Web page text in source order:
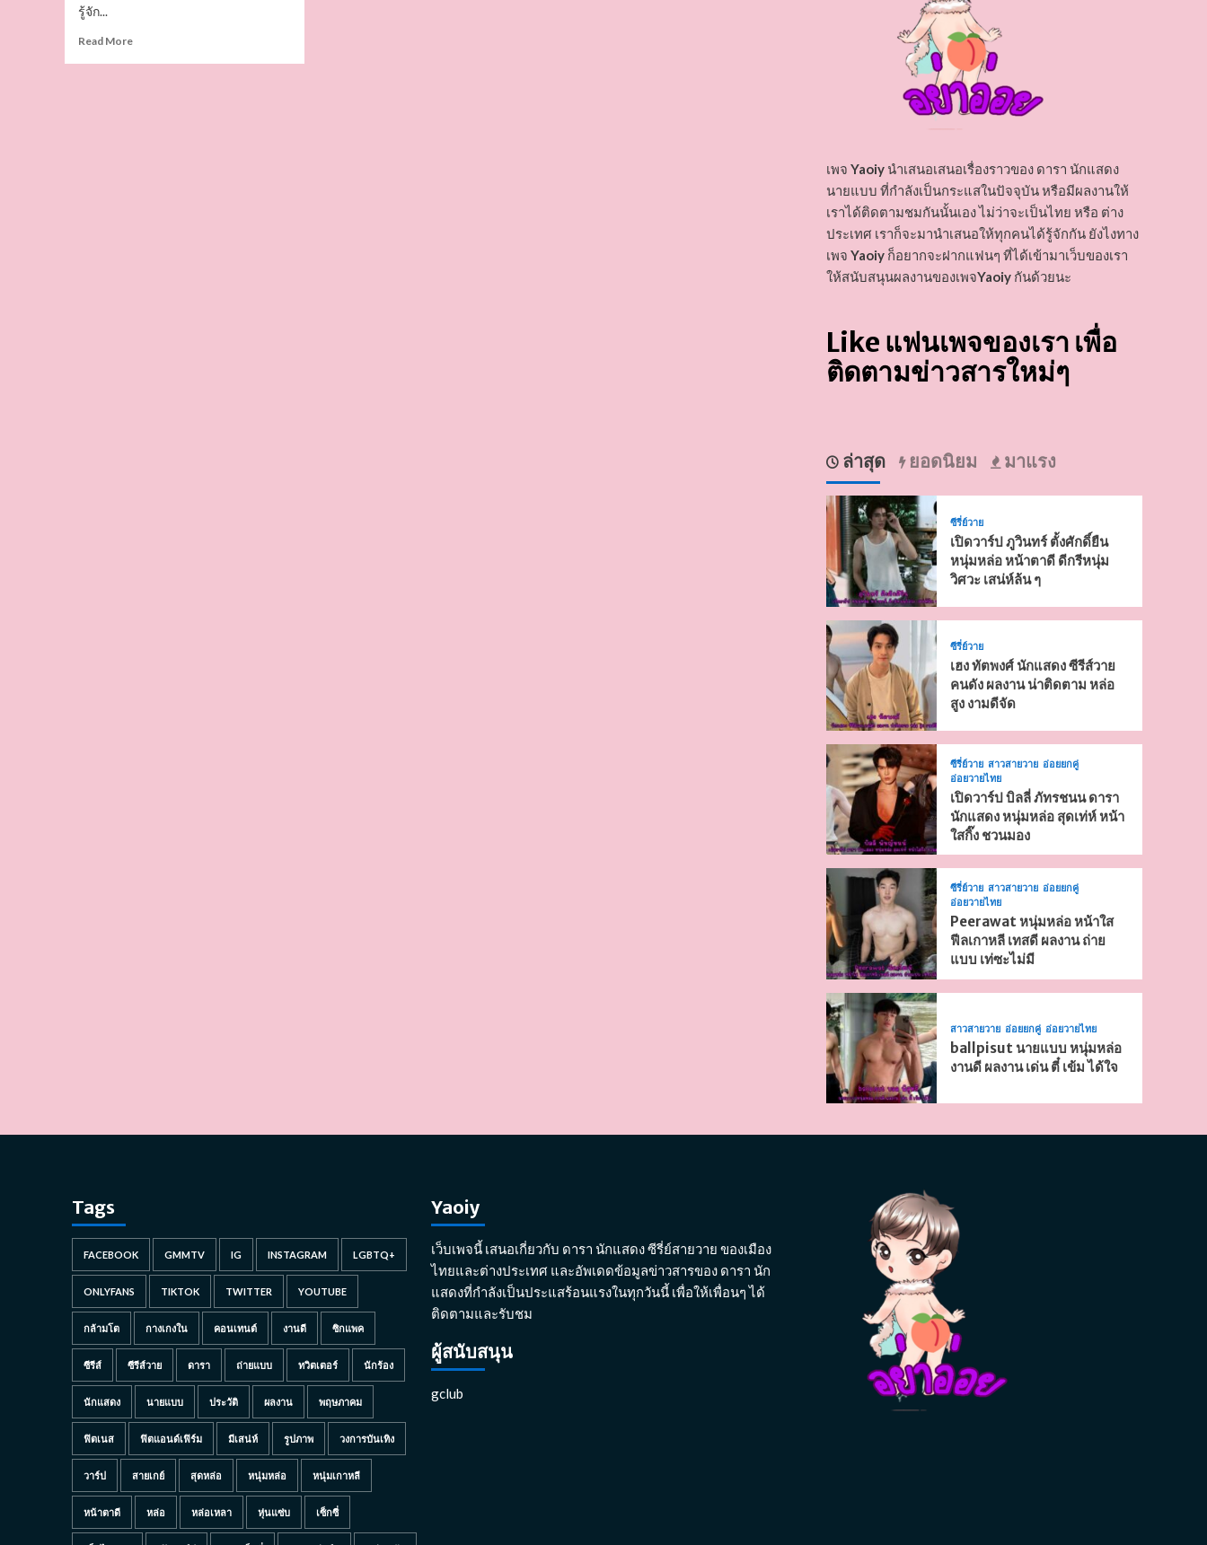
รู้จัก...
Read MoreRead
เพจ Yaoiyนำเสนอเสนอเรื่องราวของ ดารา นักแสดง
นายแบบ ที่กำลังเป็นกระแสในปัจจุบัน หรือมีผลงานให้
เราได้ติดตามชมกันนั้นเอง ไม่ว่าจะเป็นไทย หรือ ต่าง
ประเทศ เราก็จะมานำเสนอให้ทุกคนได้รู้จักกัน ยังไงทาง
เพจ Yaoiyก็อยากจะฝากแฟนๆ ที่ได้เข้ามาเว็บของเรา
ให้สนับสนุนผลงานของเพจYaoiyกันด้วยนะ
Like แฟนเพจของเรา เพื่อ
ติดตามข่าวสารใหม่ๆ
ล่าสุด ยอดนิยม มาแรง
ซีรี่ย์วาย
เปิดวาร์ป ภูวินทร์ ตั้งศักดิ์ยืน
หนุ่มหล่อ หน้าตาดี ดีกรีหนุ่ม
วิศวะ เสน่ห์ล้น ๆ
ซีรี่ย์วาย
เฮง ทัตพงศ์ นักแสดง ซีรีส์วาย
คนดัง ผลงาน น่าติดตาม หล่อ
สูง งามดีจัด
ซีรี่ย์วาย สาวสายวาย อ่อยยกคู่
อ่อยวายไทย
เปิดวาร์ป บิลลี่ ภัทรชนน ดารา
นักแสดง หนุ่มหล่อ สุดเท่ห์ หน้า
ใสกิ๊ง ชวนมอง
ซีรี่ย์วาย สาวสายวาย อ่อยยกคู่
อ่อยวายไทย
Peerawat หนุ่มหล่อ หน้าใส
ฟีลเกาหลี เทสดี ผลงาน ถ่าย
แบบ เท่ซะไม่มี
สาวสายวาย อ่อยยกคู่ อ่อยวายไทย
ballpisut นายแบบ หนุ่มหล่อ
งานดี ผลงาน เด่น ตี๋ เข้ม ได้ใจ
Tags
FACEBOOK GMMTV IG INSTAGRAM LGBTQ+
ONLYFANS TIKTOK TWITTER YOUTUBE
กล้ามโต กางเกงใน คอนเทนต์ งานดี ซิกแพค
ซีรีส์ ซีรีส์วาย ดารา ถ่ายแบบ ทวิตเตอร์ นักร้อง
นักแสดง นายแบบ ประวัติ ผลงาน พฤษภาคม
ฟิตเนส ฟิตแอนด์เฟิร์ม มีเสน่ห์ รูปภาพ วงการบันเทิง
วาร์ป สายเกย์ สุดหล่อ หนุ่มหล่อ หนุ่มเกาหลี
หน้าตาดี หล่อ หล่อเหลา หุ่นแซ่บ เซ็กซี่
Yaoiy
เว็บเพจนี้ เสนอเกี่ยวกับ ดารา นักแสดง ซีรี่ย์สายวาย ของเมือง
ไทยและต่างประเทศ และอัพเดดข้อมูลข่าวสารของ ดารา นัก
แสดงที่กำลังเป็นประแสร้อนแรงในทุกวันนี้ เพื่อให้เพื่อนๆ ได้
ติดตามและรับชม
ผู้สนับสนุน
gclub